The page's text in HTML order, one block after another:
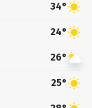
34°
24°
26°
25°